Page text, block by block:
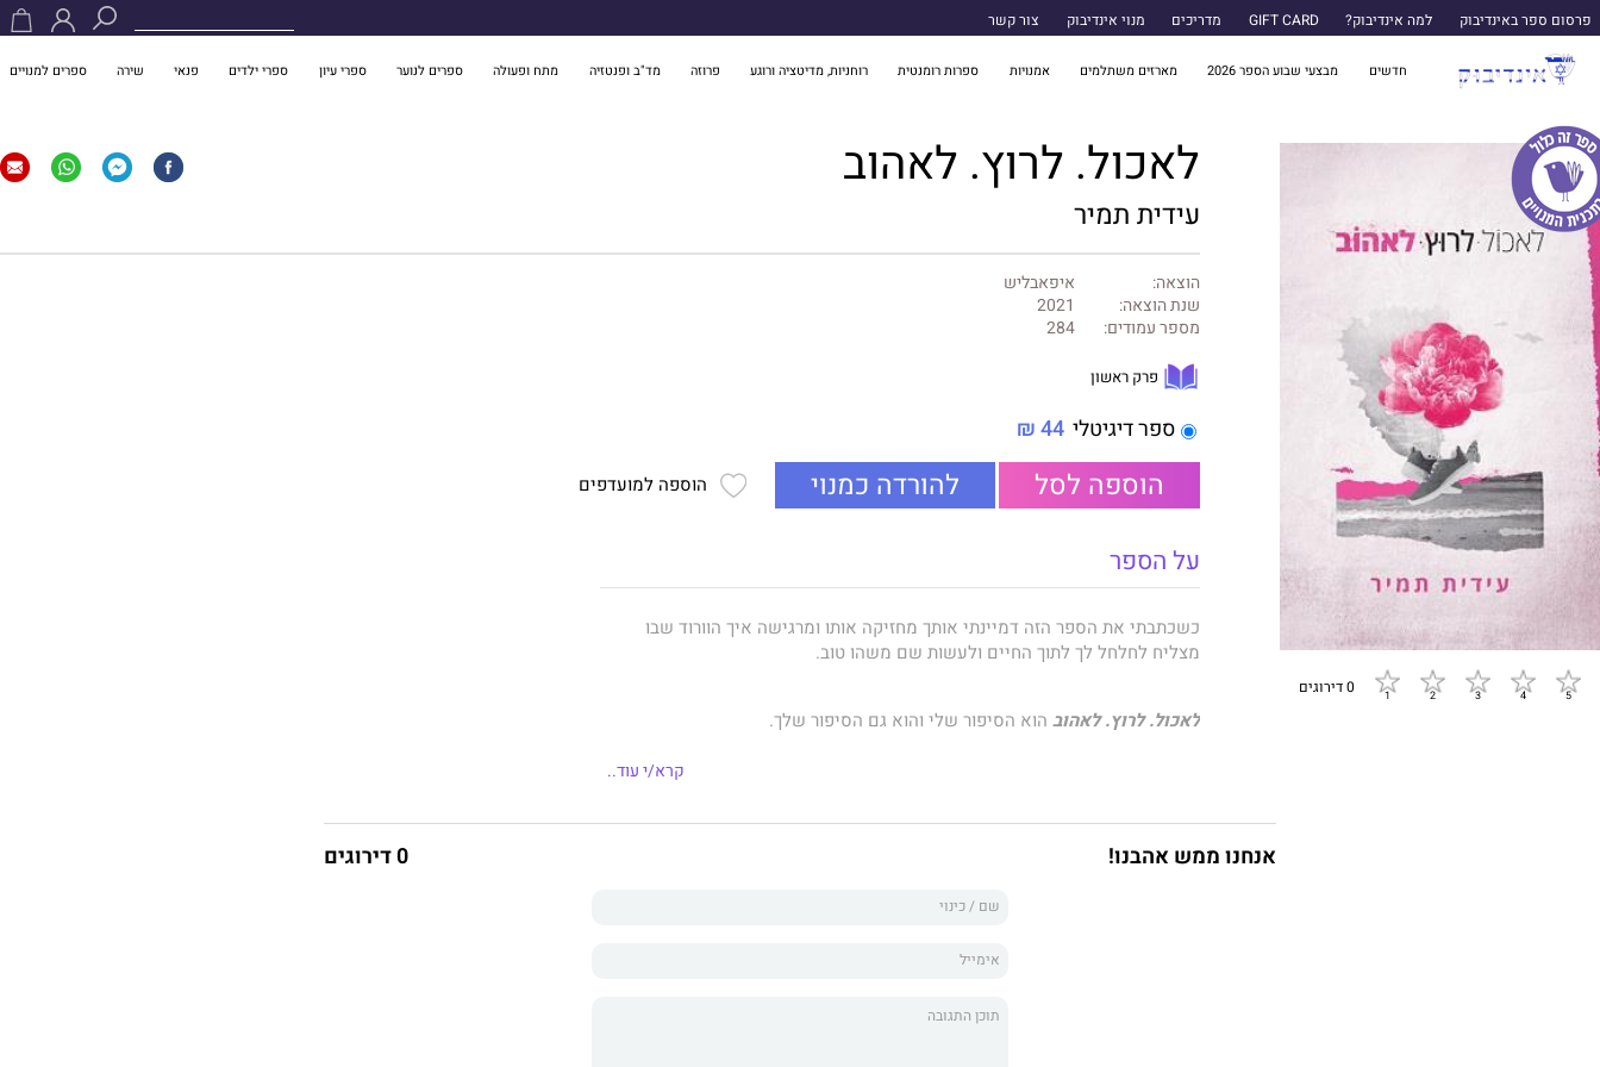
פרסום ספר באינדיבוק למה אינדיבוק? GIFT CARD מדריכים מנוי אינדיבוק צור קשר
חדשים מבצעי שבוע הספר 2026 מארזים משתלמים אמנויות ספרות רומנטית רוחניות, מדיטציה ורוגע פרוזה מד"ב ופנטזיה מתח ופעולה ספרים לנוער ספרי עיון ספרי ילדים פנאי שירה ספרים למנויים
0 דירוגים
לאכול. לרוץ. לאהוב
עידית תמיר
הוצאה:
איפאבליש
שנת הוצאה:
2021
מספר עמודים:
284
פרק ראשון
ספר דיגיטלי 44 ₪
הוספה לסל להורדה כמנוי הוספה למועדפים
על הספר
כשכתבתי את הספר הזה דמיינתי אותך מחזיקה אותו ומרגישה איך הוורוד שבו
מצליח לחלחל לך לתוך החיים ולעשות שם משהו טוב.
לאכול. לרוץ. לאהוב הוא הסיפור שלי והוא גם הסיפור שלך.
הוא עוסק בדרך בה אנחנו בוחרות לחיות את החיים ולהפוך אותם להכי טובים
לאכול. לרוץ. לאהובזאת הנוסחה שלי לחיים טובים יותר.
קרא/י עוד..
אנחנו ממש אהבנו! 0 דירוגים